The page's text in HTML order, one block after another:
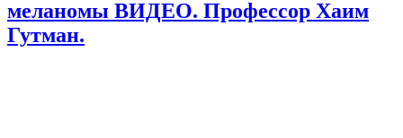
меланомы ВИДЕО. Профессор Хаим
Гутман.